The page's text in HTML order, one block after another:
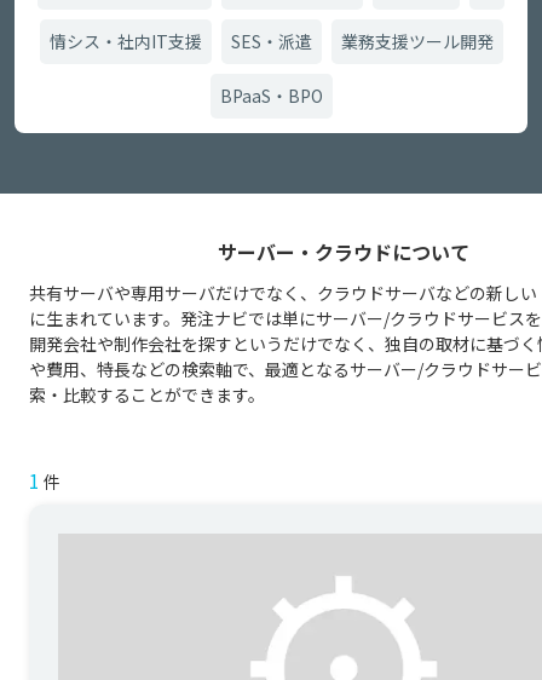
情シス・社内IT支援 SES・派遣 業務支援ツール開発
BPaaS・BPO
サーバー・クラウドについて
共有サーバや専用サーバだけでなく、クラウドサーバなどの新し
に生まれています。発注ナビでは単にサーバー/クラウドサービス
開発会社や制作会社を探すというだけでなく、独自の取材に基づ
や費用、特長などの検索軸で、最適となるサーバー/クラウドサー
索・比較することができます。
1 件